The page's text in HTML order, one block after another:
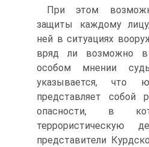
При этом
защиты каждому
ней в ситуациях
вряд ли возможно
особом мнении
указывается, что
представляет собой
опасности, в
террористическую
представители